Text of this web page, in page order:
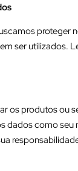
proteger
ser utilizados.
os produtos ou
dados como